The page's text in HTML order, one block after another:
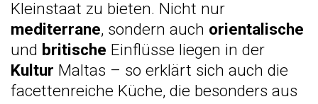
Kleinstaat zu bieten. Nicht nur
mediterrane, sondern auch orientalische
und britische Einflüsse liegen in der
Kultur Maltas – so erklärt sich auch die
facettenreiche Küche, die besonders aus